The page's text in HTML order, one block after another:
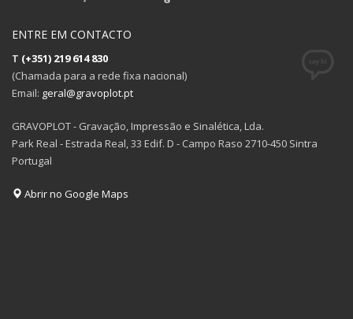
ENTRE EM CONTACTO
T (+351) 219 614 830
(Chamada para a rede fixa nacional)
Email: geral@gravoplot.pt
GRAVOPLOT - Gravação, Impressão e Sinalética, Lda.
Park Real - Estrada Real, 33 Edif. D - Campo Raso 2710-450 Sintra
Portugal
Abrir no Google Maps